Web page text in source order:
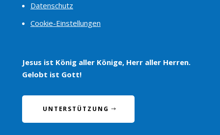
Datenschutz
Cookie-Einstellungen
Jesus ist König aller Könige, Herr aller Herren.
Gelobt ist Gott!
UNTERSTÜTZUNG